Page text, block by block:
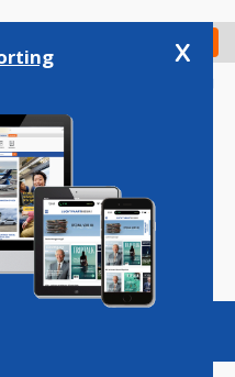
Check in
Vacatures
x